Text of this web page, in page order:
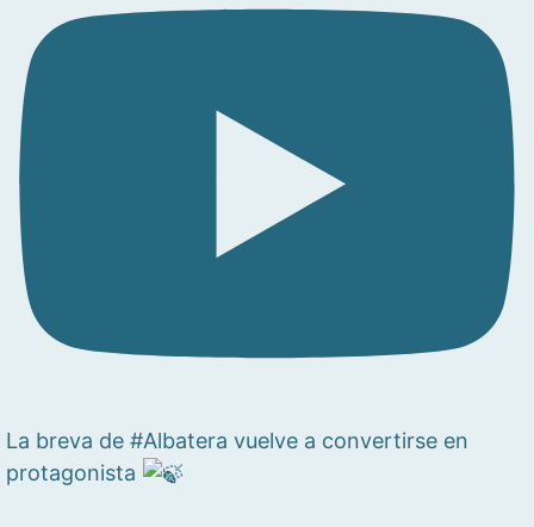
La breva de #Albatera vuelve a convertirse en
protagonista